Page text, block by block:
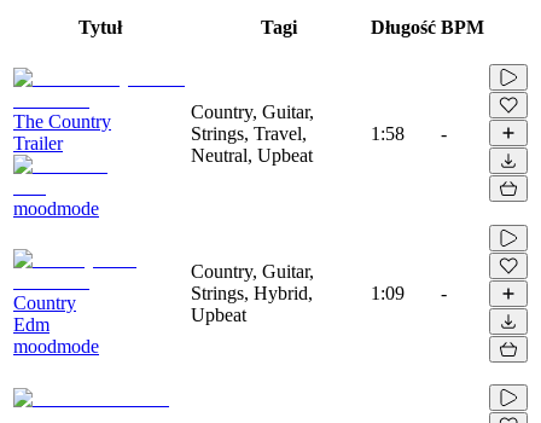
Tytuł Tagi Długość BPM
The Country
Trailer
moodmode
Country, Guitar,
Strings, Travel,
Neutral, Upbeat
1:58 -
Country
Edm
moodmode
Country, Guitar,
Strings, Hybrid,
Upbeat
1:09 -